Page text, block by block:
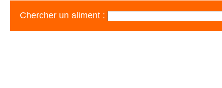
Chercher un aliment :